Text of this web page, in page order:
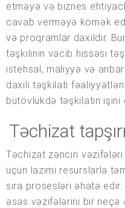
etməyə və biznes
cavab verməyə kömək
və proqramlar daxildir.
təşkilinin vacib hissəsi
istehsal, maliyyə və anbar
daxili təşkilati
bütövlükdə təşkilatın
Təchizat
Təchizat zənciri
üçün lazımi resurslarla
sıra prosesləri əhatə edir.
əsas vəzifələrini bir neçə